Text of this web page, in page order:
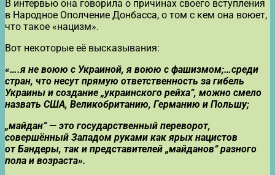
В интервью она говорила о причинах своего вступления
в Народное Ополчение Донбасса, о том с кем она воюет,
что такое «нацизм».
Вот некоторые её высказывания:
«….я не воюю с Украиной, я воюю с фашизмом;…среди
стран, что несут прямую ответственность за гибель
Украины и создание „украинского рейха“, можно смело
назвать США, Великобританию, Германию и Польшу;
„майдан“ — это государственный переворот,
совершённый Западом руками как ярых нацистов
от Бандеры, так и представителей „майданов“ разного
пола и возраста».